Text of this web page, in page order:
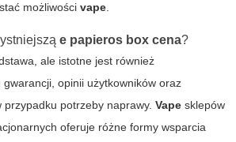
możliwości vape.
e papieros box cena?
ale istotne jest również
opinii użytkowników oraz
potrzeby naprawy. Vape sklepów
oferuje różne formy wsparcia